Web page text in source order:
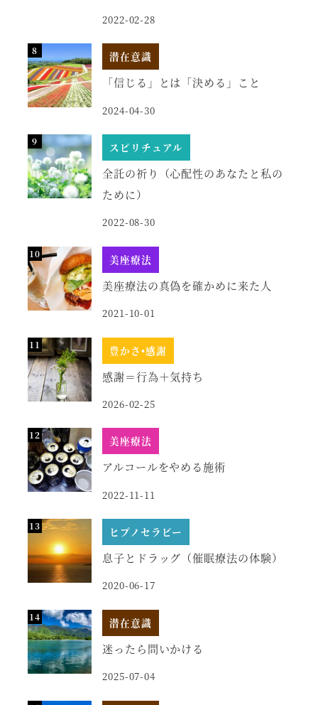
2022-02-28
潜在意識
「信じる」とは「決める」こと
2024-04-30
スピリチュアル
全託の祈り（心配性のあなたと私の
ために）
2022-08-30
美座療法
美座療法の真偽を確かめに来た人
2021-10-01
豊かさ•感謝
感謝＝行為＋気持ち
2026-02-25
美座療法
アルコールをやめる施術
2022-11-11
ヒプノセラピー
息子とドラッグ（催眠療法の体験）
2020-06-17
潜在意識
迷ったら問いかける
2025-07-04